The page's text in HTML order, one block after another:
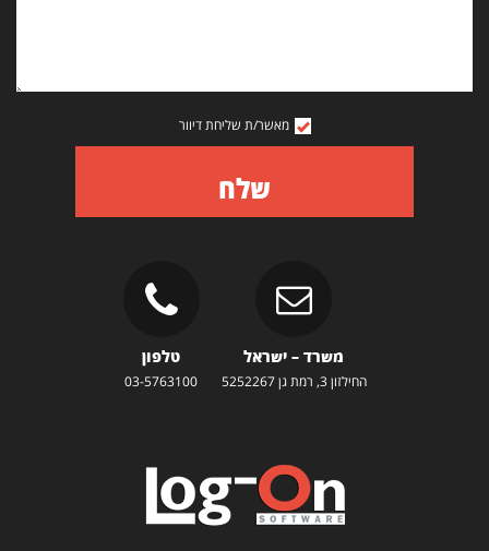
מאשר/ת שליחת דיוור
שלח
משרד – ישראל
החילזון 3, רמת גן 5252267
טלפון
03-5763100